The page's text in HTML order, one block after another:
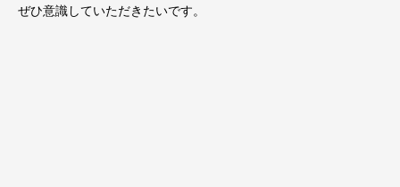
ぜひ意識していただきたいです。